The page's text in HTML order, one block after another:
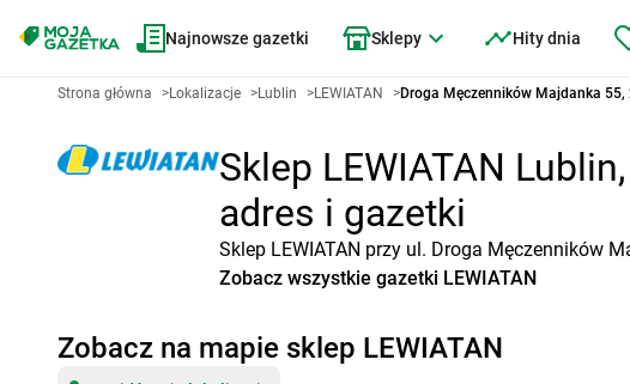
Najnowsze gazetki Sklepy Hity dnia
Strona główna >Lokalizacje >Lublin >LEWIATAN >Droga Męczenników Majdanka
Sklep LEWIATAN
adres i gazetki
Sklep LEWIATAN przy ul. Droga Męczenników
Zobacz wszystkie gazetki LEWIATAN
Zobacz na mapie sklep LEWIATAN